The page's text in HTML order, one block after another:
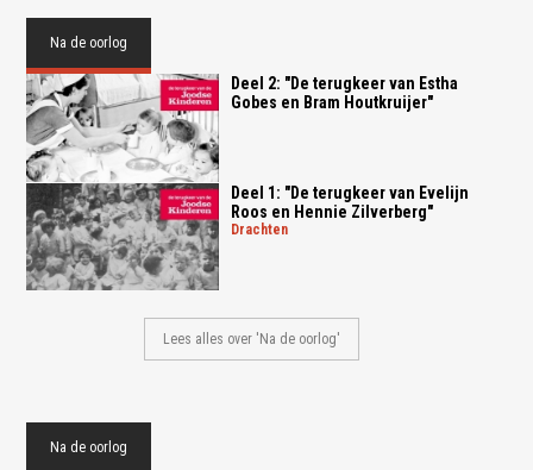
Na de oorlog
Deel 2: "De terugkeer van Estha
Gobes en Bram Houtkruijer"
Deel 1: "De terugkeer van Evelijn
Roos en Hennie Zilverberg"
drachten
Lees alles over 'Na de oorlog'
Na de oorlog